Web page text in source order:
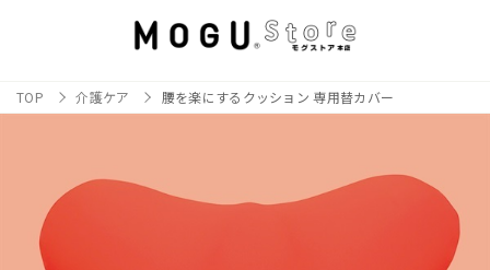
TOP 介護ケア 腰を楽にするクッション 専用替カバー